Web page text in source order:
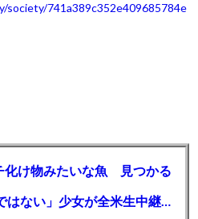
society/741a389c352e409685784e
化け物みたいな魚 見つかる
【MLB】「大谷は謙虚ではない」少女が全米生中継で突然の大谷翔平批判 サイン無視された過去明かす